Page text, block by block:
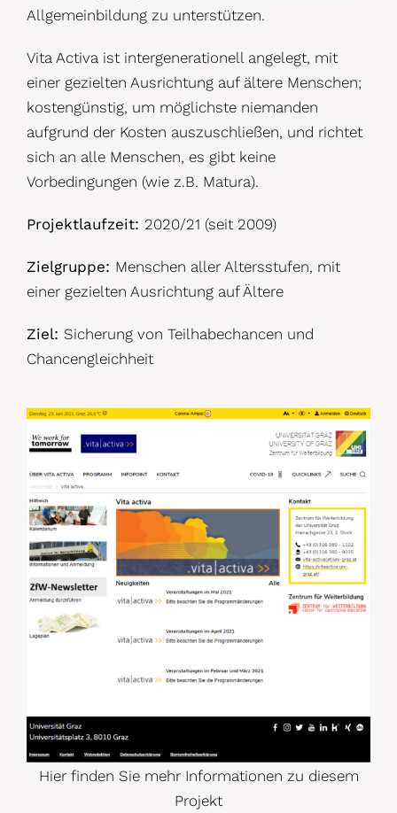
Allgemeinbildung zu unterstützen.
Vita Activa ist intergenerationell angelegt, mit
einer gezielten Ausrichtung auf ältere Menschen;
kostengünstig, um möglichste niemanden
aufgrund der Kosten auszuschließen, und richtet
sich an alle Menschen, es gibt keine
Vorbedingungen (wie z.B. Matura).
Projektlaufzeit: 2020/21 (seit 2009)
Zielgruppe: Menschen aller Altersstufen, mit
einer gezielten Ausrichtung auf Ältere
Ziel: Sicherung von Teilhabechancen und
Chancengleichheit
Hier finden Sie mehr Informationen zu diesem
Projekt